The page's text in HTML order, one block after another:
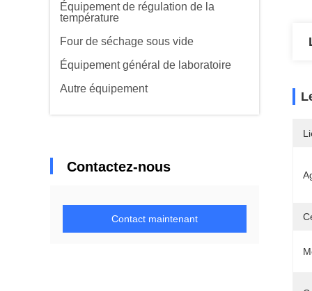
Équipement de régulation de la
température
Four de séchage sous vide
Équipement général de laboratoire
Autre équipement
Contactez-nous
Contact maintenant